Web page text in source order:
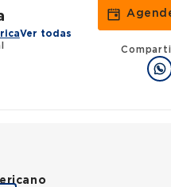
Ver todas